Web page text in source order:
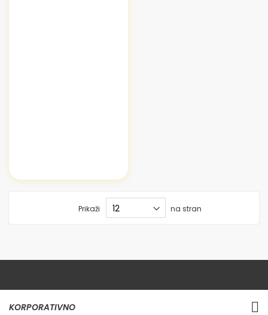
Prikaži na stran
KORPORATIVNO